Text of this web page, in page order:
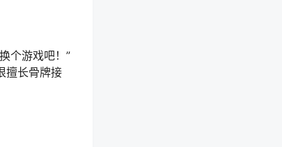
个游戏吧！”
擅长骨牌接